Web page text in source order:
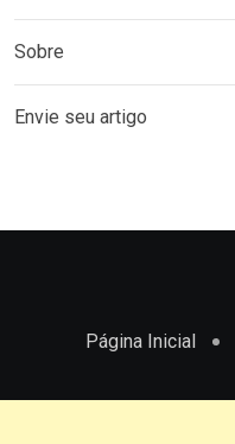
Sobre
Envie seu artigo
Página Inicial